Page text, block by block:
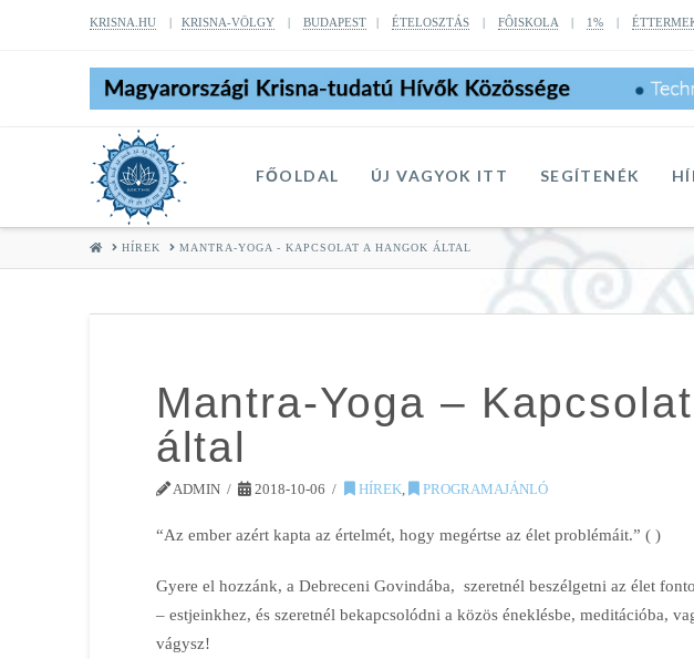
KRISNA.HU| KRISNA-VÖLGY| BUDAPEST| ÉTELOSZTÁS| FÔISKOLA| 1%|
FŐOLDAL ÚJ VAGYOK ITT SEGÍTENÉK
HOMEHÍREK MANTRA-YOGA - KAPCSOLAT A HANGOK ÁLTAL
Mantra-Yoga –
által
ADMIN 2018-10-06 HÍREK, PROGRAMAJÁNLÓ
“Az ember azért kapta az értelmét, hogy megértse az élet problémáit.” ( )
Gyere el hozzánk, a Debreceni Govindába, szeretnél beszélgetni az élet
–estjeinkhez, és szeretnél bekapcsolódni a közös éneklésbe, meditációba,
vágysz!